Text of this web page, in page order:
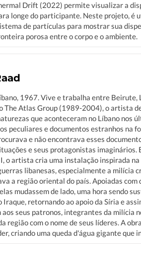
Drift (2022) permite visualizar a
longe do participante. Neste projeto, é
de partículas para mostrar sua
porosa entre o corpo e o ambiente.
1967. Vive e trabalha entre Beirute,
The Atlas Group (1989-2004), o artista
que aconteceram no Líbano nos
peculiares e documentos estranhos na
e não encontrava esses
e seus protagonistas imaginários.
I, o artista cria uma instalação inspirada
libanesas, especialmente a milícia
a região oriental do país. Apoiadas
mudassem de lado, uma hora sendo
Iraque, retornando ao apoio da Síria e
aos seus patronos, integrantes da milícia
região com o nome de seus líderes. A
criando uma queda d'água gigante que